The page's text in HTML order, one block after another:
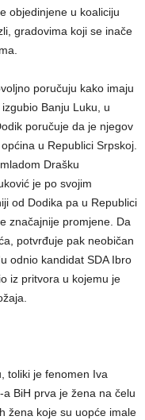
objedinjene u koaliciju
gradovima koji se inače
poručuju kako imaju
Banju Luku, u
poručuje da je njegov
u Republici Srpskoj.
Drašku
je po svojim
od Dodika pa u Republici
značajnije promjene. Da
potvrđuje pak neobičan
odnio kandidat SDA Ibro
iz pritvora u kojemu je
toliki je fenomen Iva
BiH prva je žena na čelu
žena koje su uopće imale